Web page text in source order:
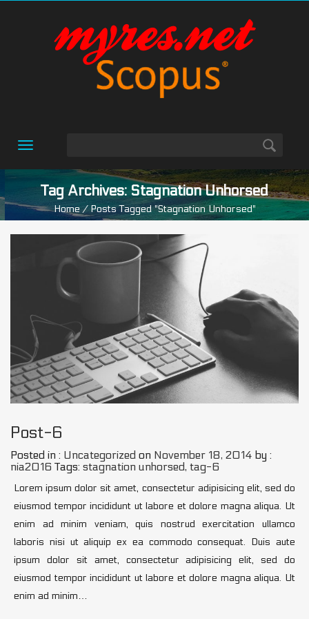
Toggle
Tag Archives: Stagnation Unhorsed
Home/ Posts Tagged "stagnation Unhorsed"
Post-6
Posted in : Uncategorized on November 18, 2014 by :
nia2016 Tags: stagnation unhorsed, tag-6
Lorem ipsum dolor sit amet, consectetur adipisicing elit, sed do
eiusmod tempor incididunt ut labore et dolore magna aliqua. Ut
enim ad minim veniam, quis nostrud exercitation ullamco
laboris nisi ut aliquip ex ea commodo consequat. Duis aute
ipsum dolor sit amet, consectetur adipisicing elit, sed do
eiusmod tempor incididunt ut labore et dolore magna aliqua. Ut
enim ad minim…